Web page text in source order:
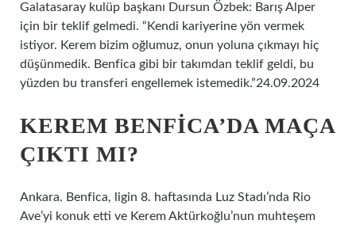
Galatasaray kulüp başkanı Dursun Özbek: Barış Alper
için bir teklif gelmedi. “Kendi kariyerine yön vermek
istiyor. Kerem bizim oğlumuz, onun yoluna çıkmayı hiç
düşünmedik. Benfica gibi bir takımdan teklif geldi, bu
yüzden bu transferi engellemek istemedik.”24.09.2024
KEREM BENFICA’DA MAÇA
ÇIKTI MI?
Ankara. Benfica, ligin 8. haftasında Luz Stadı’nda Rio
Ave’yi konuk etti ve Kerem Aktürkoğlu’nun muhteşem